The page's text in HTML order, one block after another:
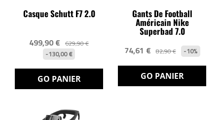
Casque Schutt F7 2.0
499,90 € 629,90 €
-130,00 €
GO PANIER
Gants De Football
Américain Nike
Superbad 7.0
74,61 € 82,90 € -10%
GO PANIER